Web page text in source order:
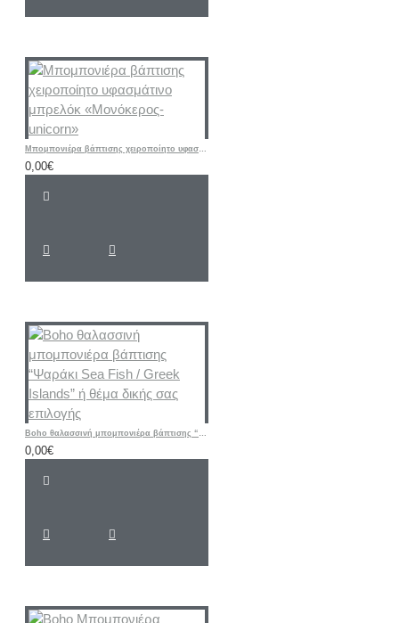
Μπομπονιέρα βάπτισης χειροποίητο υφασμάτινο μπρελόκ «Μονόκερος-unicorn»
0,00€
Boho θαλασσινή μπομπονιέρα βάπτισης “Ψαράκι Sea ​​Fish / Greek Islands” ή θέμα δικής σας επιλογής
0,00€